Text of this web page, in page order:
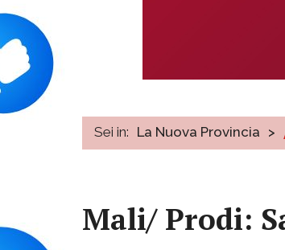
Sei in: La Nuova Provincia >
Mali/ Prodi: